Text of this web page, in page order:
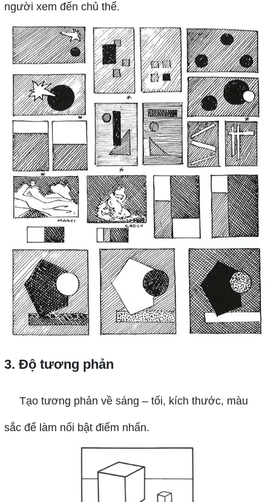
người xem đến chủ thể.
3. Độ tương phản
Tạo tương phản về sáng – tối, kích thước, màu
sắc để làm nổi bật điểm nhấn.